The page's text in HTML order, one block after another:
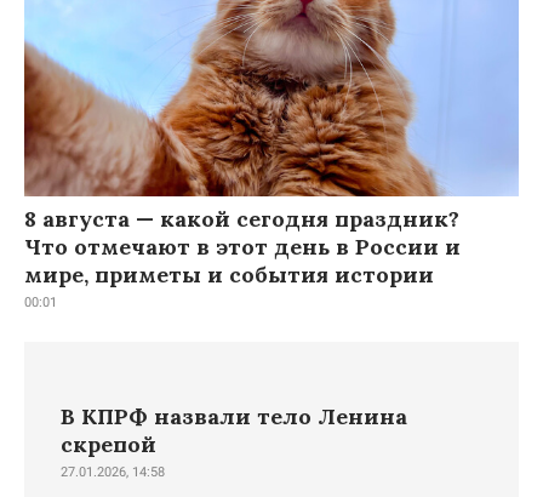
8 августа — какой сегодня праздник?
Что отмечают в этот день в России и
мире, приметы и события истории
00:01
В КПРФ назвали тело Ленина
скрепой
27.01.2026, 14:58